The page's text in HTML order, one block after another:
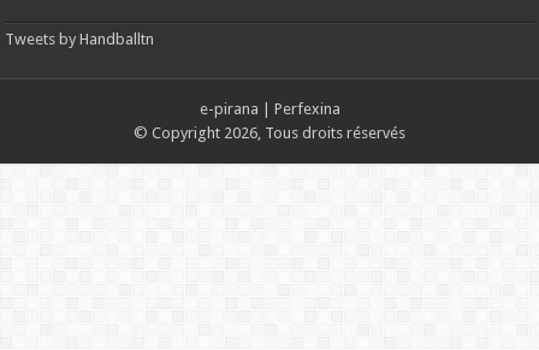
Tweets by Handballtn
e-pirana
Perfexina
© Copyright 2026, Tous droits réservés